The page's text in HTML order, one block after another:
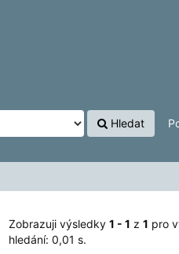
Hledat
Zobrazuji výsledky 1 - 1 z 1 pro
hledání: 0,01 s.